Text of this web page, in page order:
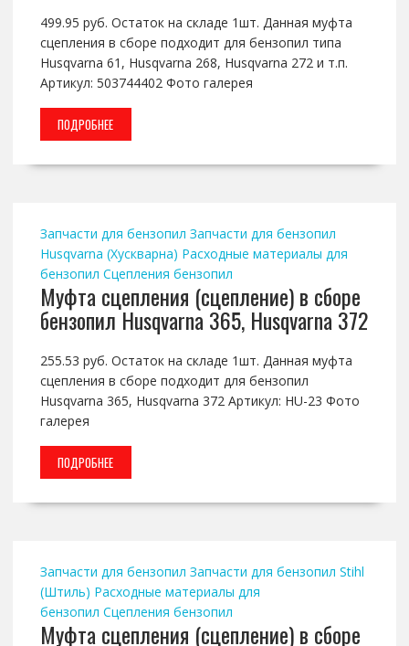
499.95 руб. Остаток на складе 1шт. Данная муфта
сцепления в сборе подходит для бензопил типа
Husqvarna 61, Husqvarna 268, Husqvarna 272 и т.п.
Артикул: 503744402 Фото галерея
ПОДРОБНЕЕ
Запчасти для бензопил Запчасти для бензопил
Husqvarna (Хускварна) Расходные материалы для
бензопил Сцепления бензопил
Муфта сцепления (сцепление) в сборе
бензопил Husqvarna 365, Husqvarna 372
255.53 руб. Остаток на складе 1шт. Данная муфта
сцепления в сборе подходит для бензопил
Husqvarna 365, Husqvarna 372 Артикул: HU-23 Фото
галерея
ПОДРОБНЕЕ
Запчасти для бензопил Запчасти для бензопил Stihl
(Штиль) Расходные материалы для
бензопил Сцепления бензопил
Муфта сцепления (сцепление) в сборе